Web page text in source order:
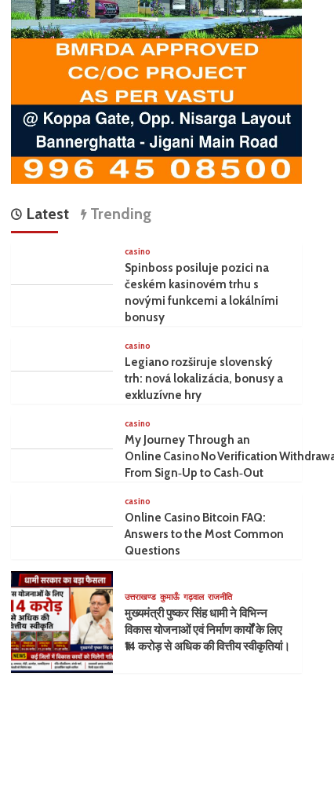
Latest Trending
casino
Spinboss posiluje pozici na
českém kasinovém trhu s
novými funkcemi a lokálními
bonusy
casino
Legiano rozširuje slovenský
trh: nová lokalizácia, bonusy a
exkluzívne hry
casino
My Journey Through an
Online Casino No Verification
From Sign‑Up to Cash‑Out
casino
Online Casino Bitcoin FAQ:
Answers to the Most Common
Questions
उत्तराखण्ड कुमाऊँ गढ़वाल राजनीति
मुख्यमंत्री पुष्कर सिंह धामी ने विभिन्न
विकास योजनाओं एवं निर्माण कार्यों के लिए
₹14 करोड़ से अधिक की वित्तीय स्वीकृतियां।